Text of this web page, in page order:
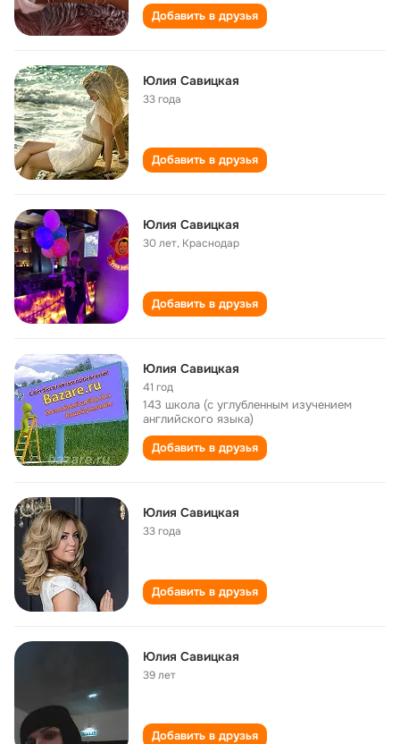
Добавить в друзья
Юлия Савицкая
33 года
Добавить в друзья
Юлия Савицкая
30 лет, Краснодар
Добавить в друзья
Юлия Савицкая
41 год
143 школа (с углубленным изучением
английского языка)
Добавить в друзья
Юлия Савицкая
33 года
Добавить в друзья
Юлия Савицкая
39 лет
Добавить в друзья